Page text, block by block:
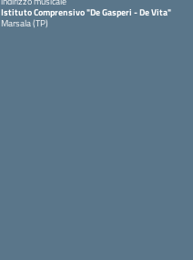
Istituto Comprensivo "De Gasperi - De Vita"
Marsala (TP)